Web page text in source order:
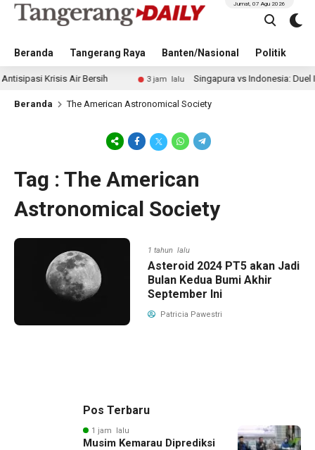
Beranda Tangerang Raya Banten/Nasional Politik
Jumat, 07 Agu 2026
Krisis Air Bersih 3 jam lalu Singapura vs Indonesia: Duel Ilhan
Beranda The American Astronomical Society
Tag : The American
Astronomical Society
1 tahun lalu
Asteroid 2024 PT5 akan Jadi
Bulan Kedua Bumi Akhir
September Ini
Patricia Pawestri
Pos Terbaru
1 jam lalu
Musim Kemarau Diprediksi